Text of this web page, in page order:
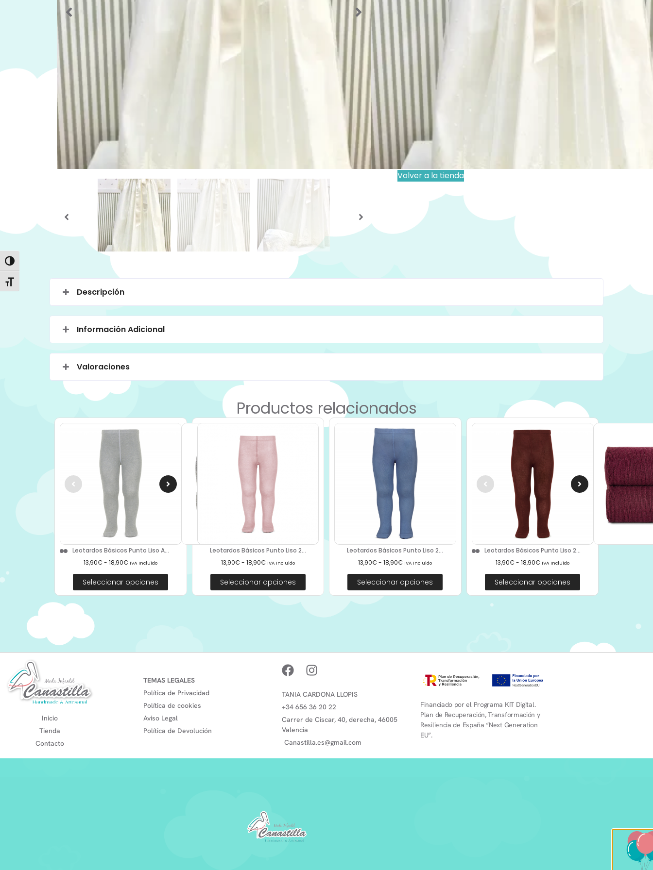
Alternar alto contraste
Alternar tamaño de letra
Faldones bautizo
Etiquetas:
Bautizo
Bebé
195,00
Disponible para reserva
Los productos personalizados se hacen bajo pedido, verifica
que el producto sea personalizable:
Importante:
Volver a la tienda
Descripción
Información Adicional
Valoraciones
Productos relacionados
Leotardos Básicos Punto Liso A...
13,90€ - 18,90€ IVA Incluido
Seleccionar opciones
Leotardos Básicos Punto Liso 2...
13,90€ - 18,90€ IVA Incluido
Seleccionar opciones
Leotardos Básicos Punto Liso 2...
13,90€ - 18,90€ IVA Incluido
Seleccionar opciones
Leotardos Básicos Punto Liso 2...
13,90€ - 18,90€ IVA Incluido
Seleccionar opciones
Inicio
Tienda
Contacto
TEMAS LEGALES
Política de Privacidad
Política de cookies
Aviso Legal
Política de Devolución
TANIA CARDONA LLOPIS
+34 656 36 20 22
Carrer de Ciscar, 40, derecha, 46005
Valencia
Canastilla.es@gmail.com
Financiado por el Programa KIT Digital.
Plan de Recuperación, Transformación y
Resiliencia de España “Next Generation
EU”.